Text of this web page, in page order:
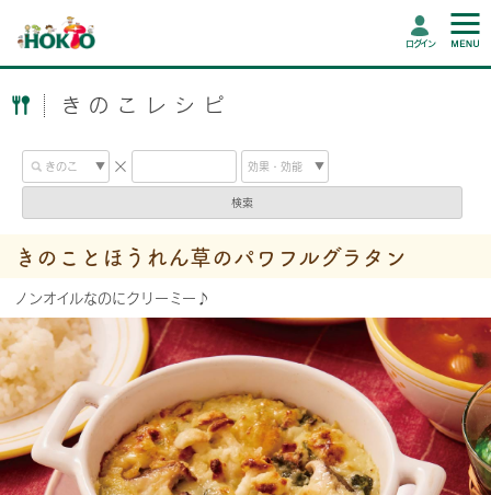
ログイン
きのこレシピ
検索
きのことほうれん草のパワフルグラタン
ノンオイルなのにクリーミー♪